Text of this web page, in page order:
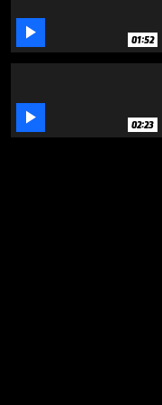
 01:52
 02:23